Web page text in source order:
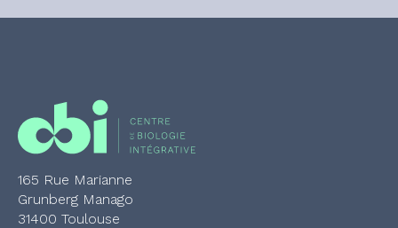
165 Rue Marianne
Grunberg Manago
31400 Toulouse